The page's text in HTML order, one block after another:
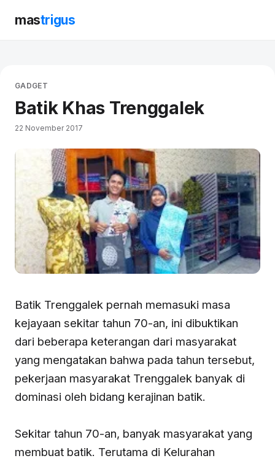
mastrigus
GADGET
Batik Khas Trenggalek
22 November 2017
Batik Trenggalek pernah memasuki masa
kejayaan sekitar tahun 70-an, ini dibuktikan
dari beberapa keterangan dari masyarakat
yang mengatakan bahwa pada tahun tersebut,
pekerjaan masyarakat Trenggalek banyak di
dominasi oleh bidang kerajinan batik.
Sekitar tahun 70-an, banyak masyarakat yang
membuat batik. Terutama di Kelurahan